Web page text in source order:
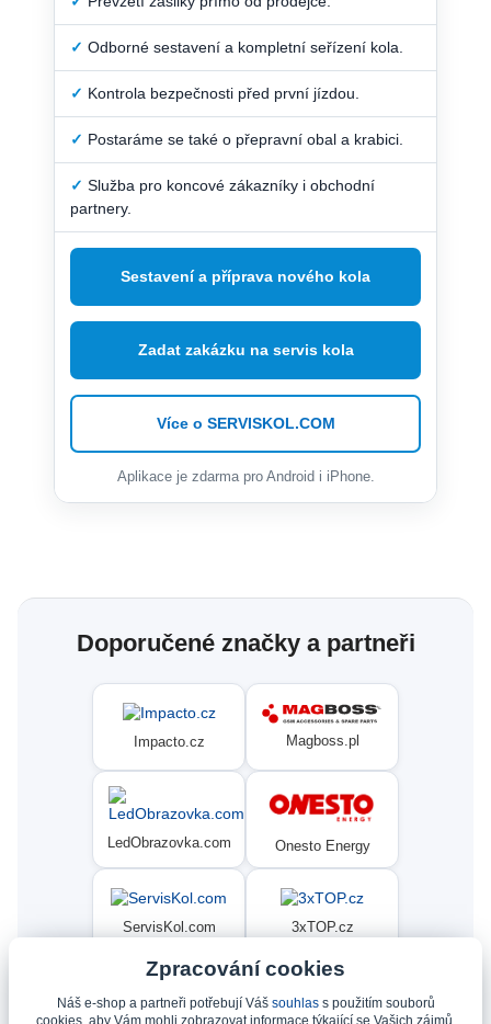
✓ Odborné sestavení a kompletní seřízení kola.
✓ Kontrola bezpečnosti před první jízdou.
✓ Postaráme se také o přepravní obal a krabici.
✓ Služba pro koncové zákazníky i obchodní
partnery.
Sestavení a příprava nového kola
Zadat zakázku na servis kola
Více o SERVISKOL.COM
Aplikace je zdarma pro Android i iPhone.
Doporučené značky a partneři
Impacto.cz Magboss.pl
LedObrazovka.com Onesto Energy
ServisKol.com 3xTOP.cz
Condat Ninex.cz
Zpracování cookies
Náš e-shop a partneři potřebují Váš souhlass použitím souborů
cookies, aby Vám mohli zobrazovat informace týkající se Vašich zájmů.